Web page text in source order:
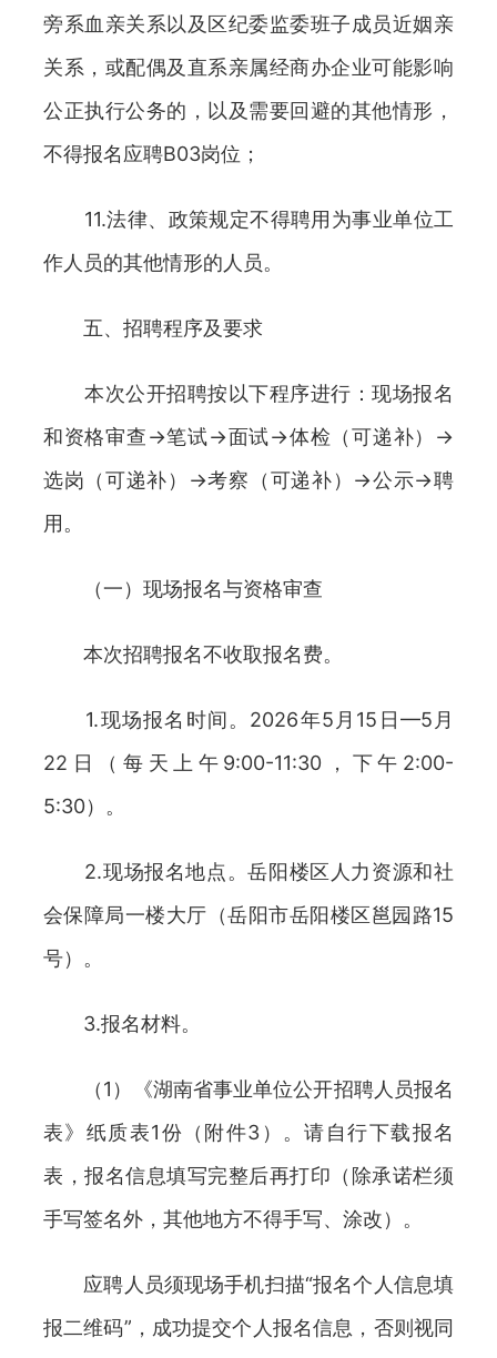
旁系血亲关系以及区纪委监委班子成员近姻亲
关系，或配偶及直系亲属经商办企业可能影响
公正执行公务的，以及需要回避的其他情形，
不得报名应聘B03岗位；
11.法律、政策规定不得聘用为事业单位工
作人员的其他情形的人员。
五、招聘程序及要求
本次公开招聘按以下程序进行：现场报名
和资格审查→笔试→面试→体检（可递补）→
选岗（可递补）→考察（可递补）→公示→聘
用。
（一）现场报名与资格审查
本次招聘报名不收取报名费。
1.现场报名时间。2026年5月15日—5月
22日（每天上午9:00-11:30，下午2:00-
5:30）。
2.现场报名地点。岳阳楼区人力资源和社
会保障局一楼大厅（岳阳市岳阳楼区邕园路15
号）。
3.报名材料。
（1）《湖南省事业单位公开招聘人员报名
表》纸质表1份（附件3）。请自行下载报名
表，报名信息填写完整后再打印（除承诺栏须
手写签名外，其他地方不得手写、涂改）。
应聘人员须现场手机扫描“报名个人信息填
报二维码”，成功提交个人报名信息，否则视同